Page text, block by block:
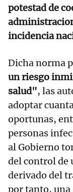
potestad de
incidencia
Dicha norma
un riesgo
salud", las
adoptar
oportunas,
personas
al Gobierno
del control de
derivado del
por tanto, una